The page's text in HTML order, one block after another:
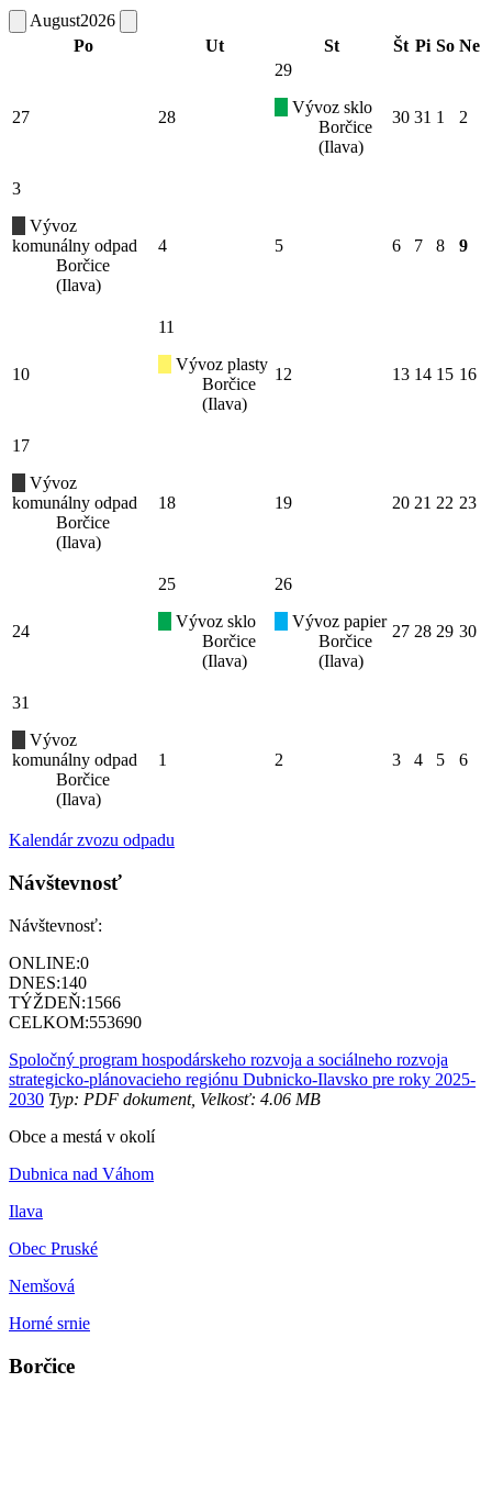
August2026
Po
Ut St Št Pi So Ne
27 28
29
Vývoz sklo
Borčice
(Ilava)
30 31 1 2
3
Vývoz
komunálny odpad
Borčice
(Ilava)
4 5 6 7 8 9
10
11
Vývoz plasty
Borčice
(Ilava)
12 13 14 15 16
17
Vývoz
komunálny odpad
Borčice
(Ilava)
18 19 20 21 22 23
24
25
Vývoz sklo
Borčice
(Ilava)
26
Vývoz papier
Borčice
(Ilava)
27 28 29 30
31
Vývoz
komunálny odpad
Borčice
(Ilava)
1 2 3 4 5 6
Kalendár zvozu odpadu
Návštevnosť
Návštevnosť:
ONLINE:0
DNES:140
TÝŽDEŇ:1566
CELKOM:553690
Spoločný program hospodárskeho rozvoja a sociálneho rozvoja
strategicko-plánovacieho regiónu Dubnicko-Ilavsko pre roky 2025-
2030 Typ: PDF dokument, Velkosť: 4.06 MB
Obce a mestá v okolí
Dubnica nad Váhom
Ilava
Obec Pruské
Nemšová
Horné srnie
Borčice